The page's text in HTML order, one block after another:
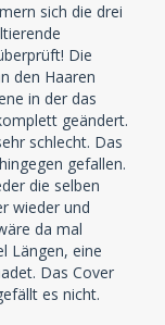
sich die drei
Die
den Haaren
in der das
geändert.
schlecht. Das
gefallen.
die selben
wieder und
da mal
Längen, eine
Das Cover
es nicht.